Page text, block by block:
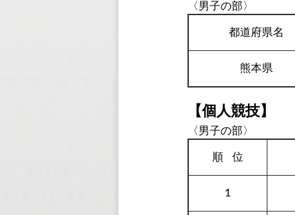
〈男子の部〉
都道府県名
熊本県
【個人競技】
〈男子の部〉
順 位
1